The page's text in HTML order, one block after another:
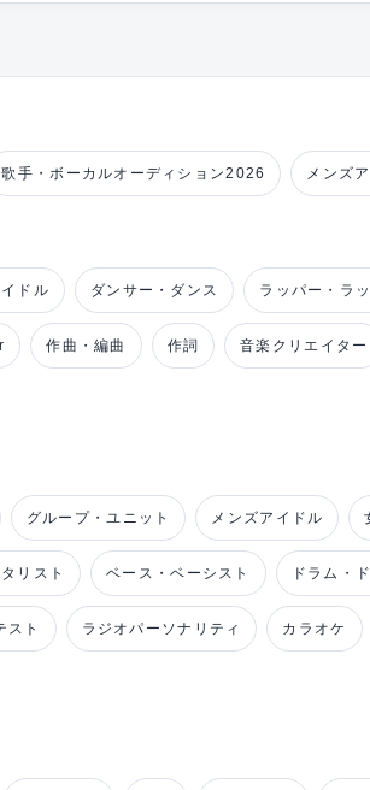
歌手・ボーカルオーディション2026 メンズ
ドル ダンサー・ダンス ラッパー・ラ
作曲・編曲 作詞 音楽クリエイター
グループ・ユニット メンズアイドル
リスト ベース・ベーシスト ドラム・
スト ラジオパーソナリティ カラオケ